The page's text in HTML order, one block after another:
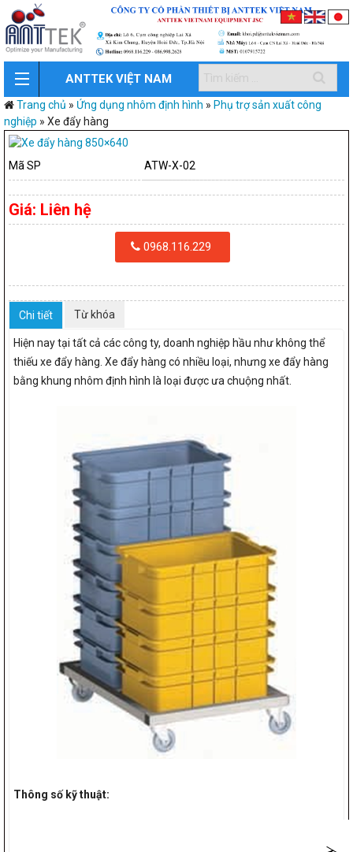
ANTTEK VIỆT NAM
Trang chủ » Ứng dụng nhôm định hình » Phụ trợ sản xuất công
nghiệp » Xe đẩy hàng
Mã SP ATW-X-02
Giá: Liên hệ
0968.116.229
Chi tiết Từ khóa
Hiện nay tại tất cả các công ty, doanh nghiệp hầu như không thể
thiếu xe đẩy hàng. Xe đẩy hàng có nhiều loại, nhưng xe đẩy hàng
bằng khung nhôm định hình là loại được ưa chuộng nhất.
Thông số kỹ thuật: